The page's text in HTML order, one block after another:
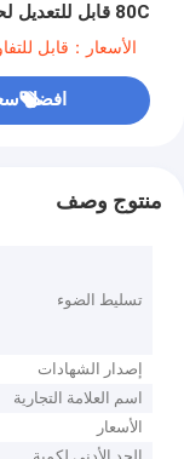
80C قابل للتعديل لحالة الرصاص
الأسعار：قابل
افضل
منتوج وصف
تسليط الضوء
إصدار الشهادات
اسم العلامة التجارية
الأسعار